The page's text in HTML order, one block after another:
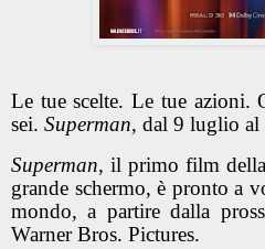
Le tue scelte. Le tue azioni.
sei. Superman, dal 9 luglio al
Superman, il primo film
grande schermo, è pronto a
mondo, a partire dalla
Warner Bros. Pictures.